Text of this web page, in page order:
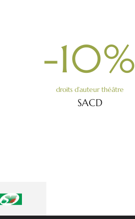
-10%
droits d’auteur théâtre
SACD